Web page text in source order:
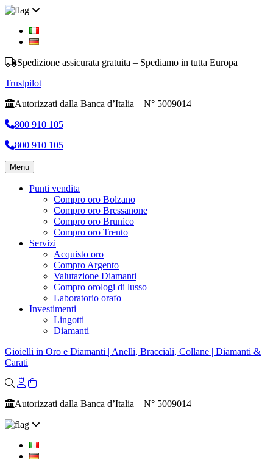
Spedizione assicurata gratuita – Spediamo in tutta Europa
Trustpilot
Autorizzati dalla Banca d’Italia – N° 5009014
800 910 105
800 910 105
Menu
Punti vendita
Compro oro Bolzano
Compro oro Bressanone
Compro oro Brunico
Compro oro Trento
Servizi
Acquisto oro
Compro Argento
Valutazione Diamanti
Compro orologi di lusso
Laboratorio orafo
Investimenti
Lingotti
Diamanti
Gioielli in Oro e Diamanti | Anelli, Bracciali, Collane | Diamanti &
Carati
Autorizzati dalla Banca d’Italia – N° 5009014